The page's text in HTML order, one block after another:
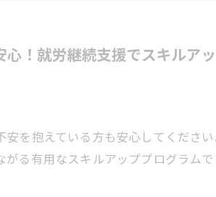
！就労継続支援でスキルア
を抱えている方も安心してくださ
る有用なスキルアッププログラムで